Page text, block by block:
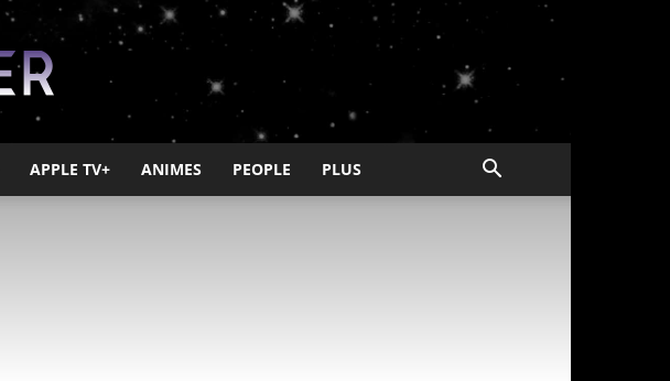
APPLE TV+ ANIMES PEOPLE PLUS